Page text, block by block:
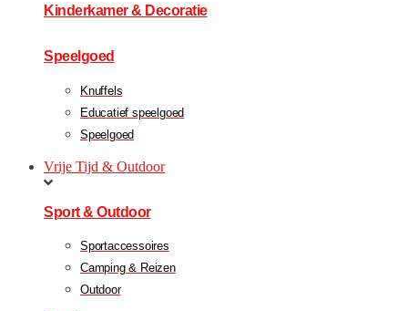
Kinderkamer & Decoratie
Speelgoed
Knuffels
Educatief speelgoed
Speelgoed
Vrije Tijd & Outdoor
Sport & Outdoor
Sportaccessoires
Camping & Reizen
Outdoor